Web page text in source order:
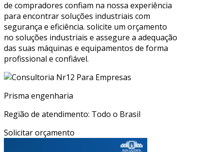
de compradores confiam na nossa experiência
para encontrar soluções industriais com
segurança e eficiência. solicite um orçamento
no soluções industriais e assegure a adequação
das suas máquinas e equipamentos de forma
profissional e confiável.
Prisma engenharia
Região de atendimento: Todo o Brasil
Solicitar orçamento